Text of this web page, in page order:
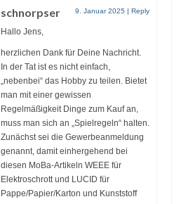
schnorpser 9. Januar 2025 | Reply
Hallo Jens,
herzlichen Dank für Deine Nachricht.
In der Tat ist es nicht einfach,
„nebenbei“ das Hobby zu teilen. Bietet
man mit einer gewissen
Regelmäßigkeit Dinge zum Kauf an,
muss man sich an „Spielregeln“ halten.
Zunächst sei die Gewerbeanmeldung
genannt, damit einhergehend bei
diesen MoBa-Artikeln WEEE für
Elektroschrott und LUCID für
Pappe/Papier/Karton und Kunststoff